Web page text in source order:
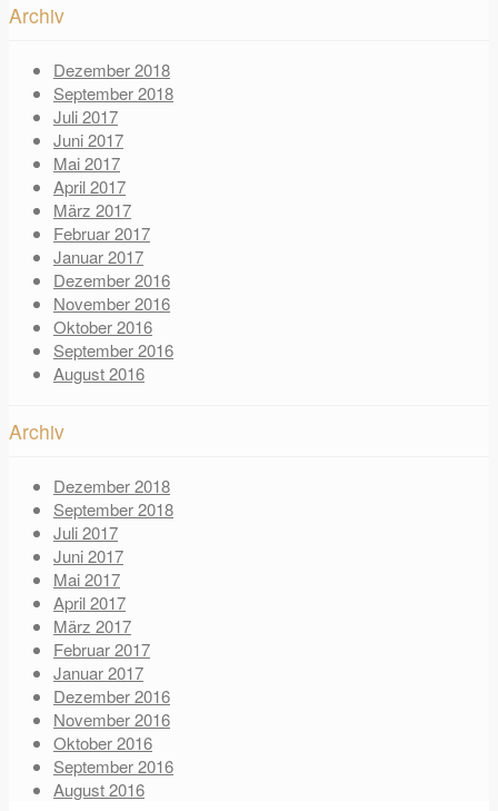
Archiv
Dezember 2018
September 2018
Juli 2017
Juni 2017
Mai 2017
April 2017
März 2017
Februar 2017
Januar 2017
Dezember 2016
November 2016
Oktober 2016
September 2016
August 2016
Archiv
Dezember 2018
September 2018
Juli 2017
Juni 2017
Mai 2017
April 2017
März 2017
Februar 2017
Januar 2017
Dezember 2016
November 2016
Oktober 2016
September 2016
August 2016